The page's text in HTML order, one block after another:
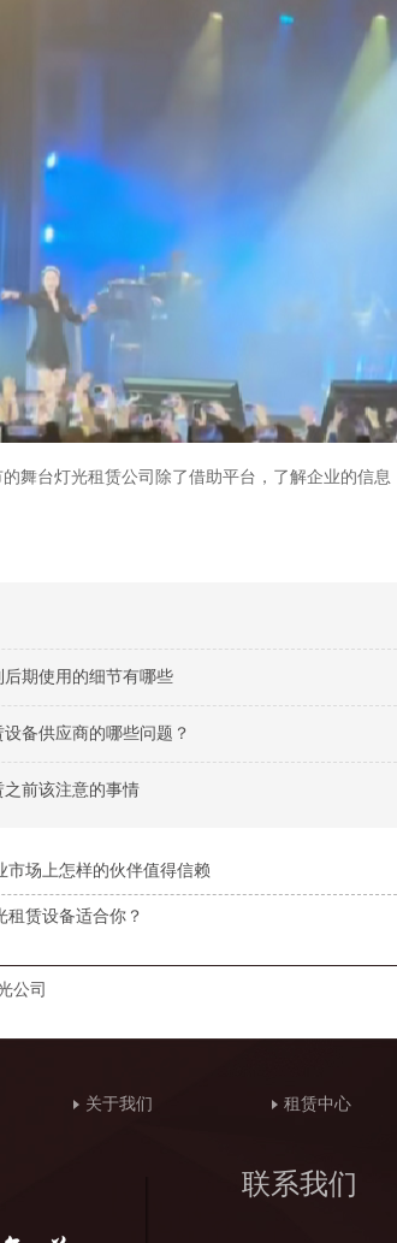
舞台灯光租赁公司除了借助平台，了解企业的信
期使用的细节有哪些
备供应商的哪些问题？
前该注意的事情
市场上怎样的伙伴值得信赖
租赁设备适合你？
公司
关于我们 租赁中心
联系我们